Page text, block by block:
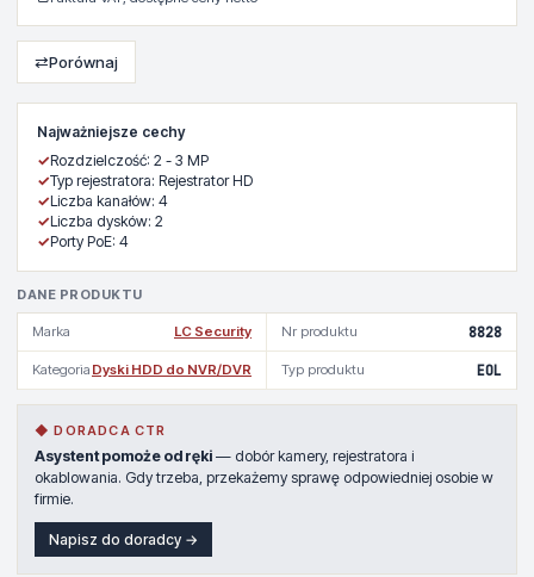
Najważniejsze cechy
✓Rozdzielczość: 2 - 3 MP
✓Typ rejestratora: Rejestrator HD
✓Liczba kanałów: 4
✓Liczba dysków: 2
✓Porty PoE: 4
DANE PRODUKTU
Marka LC Security Nr produktu 8828
Kategoria Dyski HDD do NVR/DVR Typ produktu EOL
◆ DORADCA CTR
Asystent pomoże od ręki — dobór kamery, rejestratora i
okablowania. Gdy trzeba, przekażemy sprawę odpowiedniej osobie w
firmie.
Napisz do doradcy →
⇄Porównaj